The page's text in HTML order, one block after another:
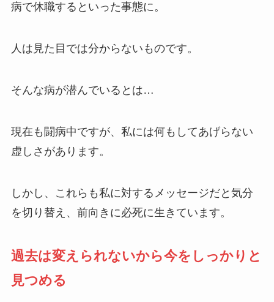
病で休職するといった事態に。
人は見た目では分からないものです。
そんな病が潜んでいるとは…
現在も闘病中ですが、私には何もしてあげらない
虚しさがあります。
しかし、これらも私に対するメッセージだと気分
を切り替え、前向きに必死に生きています。
過去は変えられないから今をしっかりと
見つめる